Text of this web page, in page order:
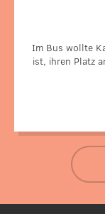
Im Bus wollte
ist, ihren Platz